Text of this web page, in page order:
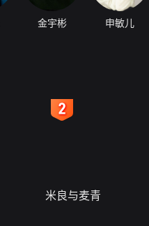
金宇彬 申敏儿
米良与麦青